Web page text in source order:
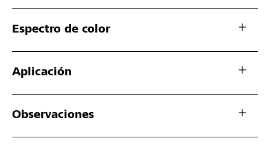
Espectro de color
Aplicación
Observaciones